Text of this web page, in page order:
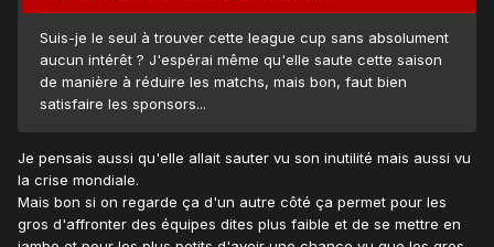
Suis-je le seul à trouver cette league cup sans absolument
aucun intérêt ? J'espérai même qu'elle saute cette saison
de manière à réduire les matchs, mais bon, faut bien
satisfaire les sponsors...
Je pensais aussi qu'elle allait sauter vu son inutilité mais aussi vu
la crise mondiale.
Mais bon si on regarde ça d'un autre côté ça permet pour les
gros d'affronter des équipes dites plus faible et de se mettre en